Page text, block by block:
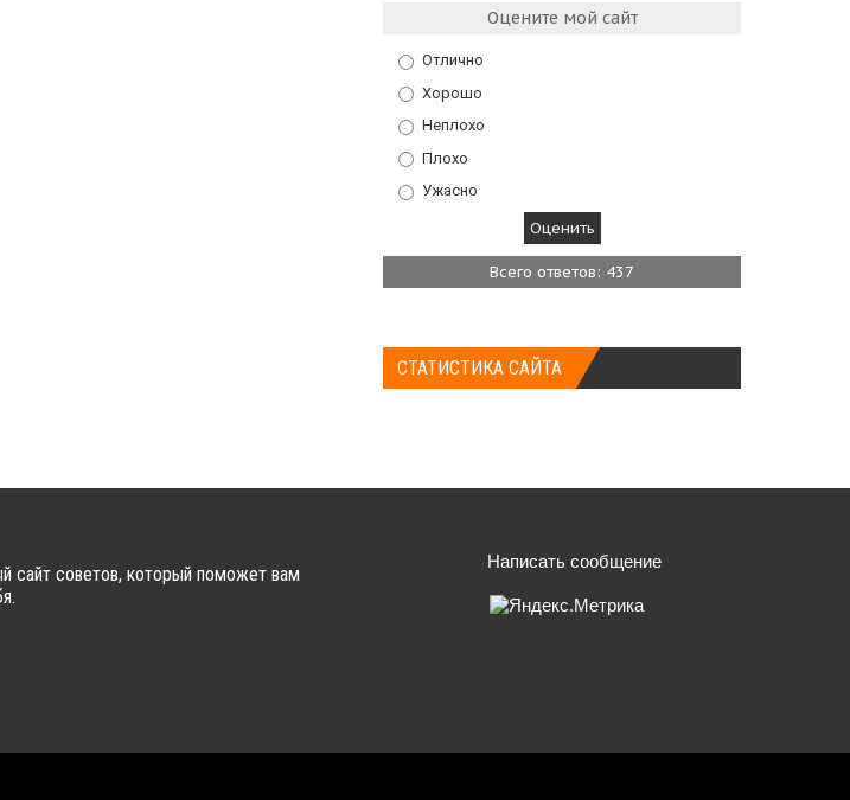
Оцените мой сайт
Отлично
Хорошо
Неплохо
Плохо
Ужасно
Всего ответов: 437
СТАТИСТИКА САЙТА
сайт советов, который поможет вам
Написать сообщение